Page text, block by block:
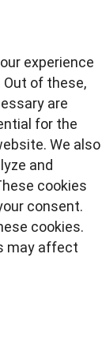
experience
of these,
are
for the
We also
and
cookies
consent.
cookies.
may affect